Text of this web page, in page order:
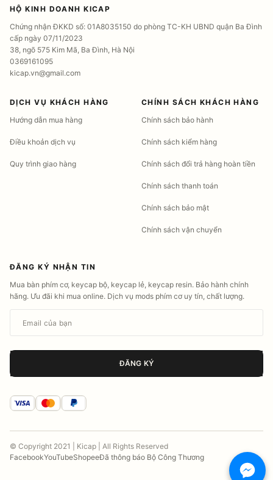
HỘ KINH DOANH KICAP
Chứng nhận ĐKKD số: 01A8035150 do phòng TC-KH UBND quận Ba Đình
cấp ngày 07/11/2023
38, ngõ 575 Kim Mã, Ba Đình, Hà Nội
0369161095
kicap.vn@gmail.com
DỊCH VỤ KHÁCH HÀNG
Hướng dẫn mua hàng
Điều khoản dịch vụ
Quy trình giao hàng
CHÍNH SÁCH KHÁCH HÀNG
Chính sách bảo hành
Chính sách kiểm hàng
Chính sách đổi trả hàng hoàn tiền
Chính sách thanh toán
Chính sách bảo mật
Chính sách vận chuyển
ĐĂNG KÝ NHẬN TIN
Mua bàn phím cơ, keycap bộ, keycap lẻ, keycap resin. Bảo hành chính
hãng. Ưu đãi khi mua online. Dịch vụ mods phím cơ uy tín, chất lượng.
ĐĂNG KÝ
© Copyright 2021 | Kicap | All Rights Reserved
FacebookYouTubeShopeeĐã thông báo Bộ Công Thương